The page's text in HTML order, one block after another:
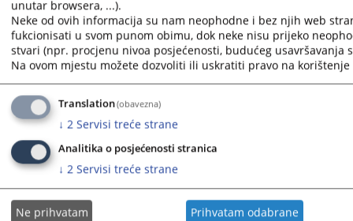
unutar browsera, ...).
Neke od ovih informacija su nam neophodne i bez njih web
fukcionisati u svom punom obimu, dok neke nisu prijeko
stvari (npr. procjenu nivoa posjećenosti, budućeg usavršavanja
Na ovom mjestu možete dozvoliti ili uskratiti pravo na
Translation(obavezna)
↓ 2 Servisi treće strane
Analitika o posjećenosti stranica
↓ 2 Servisi treće strane
Ne prihvatam Prihvatam odabrane